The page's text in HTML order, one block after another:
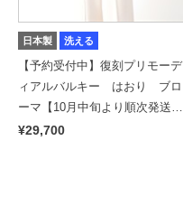
日本製 洗える
【予約受付中】復刻プリモーデ
ィアルバルキー はおり ブロ
ーマ【10月中旬より順次発送予
定】
¥29,700